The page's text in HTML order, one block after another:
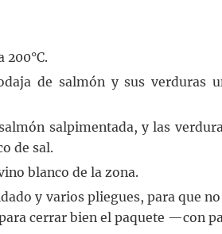
200°C.
de salmón y sus verduras
salpimentada, y las
de sal.
blanco de la zona.
y varios pliegues, para que
cerrar bien el paquete —con